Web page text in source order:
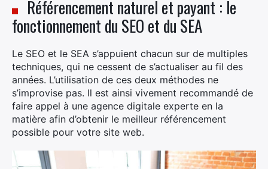
Référencement naturel et payant : le
fonctionnement du SEO et du SEA
Le SEO et le SEA s’appuient chacun sur de multiples
techniques, qui ne cessent de s’actualiser au fil des
années. L’utilisation de ces deux méthodes ne
s’improvise pas. Il est ainsi vivement recommandé de
faire appel à une agence digitale experte en la
matière afin d’obtenir le meilleur référencement
possible pour votre site web.